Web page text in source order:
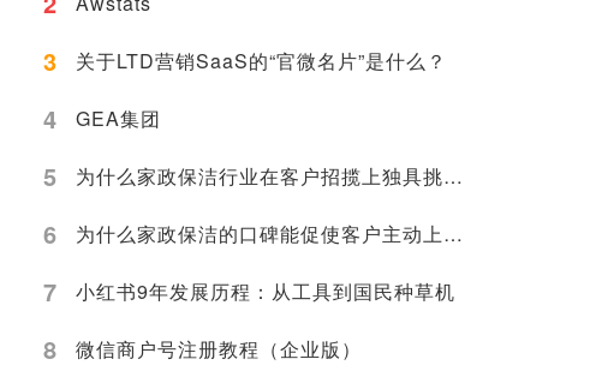
3 关于LTD营销SaaS的“官微名片”是什么？
4 GEA集团
5 为什么家政保洁行业在客户招揽上独具挑战？
6 为什么家政保洁的口碑能促使客户主动上门？
7 小红书9年发展历程：从工具到国民种草机
8 微信商户号注册教程（企业版）